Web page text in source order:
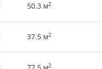
50.3 м2
37.5 м2
2